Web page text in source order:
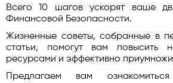
Всего 10 шагов ускорят ваше
Финансовой Безопасности.
Жизненные советы, собранные в
статьи, помогут вам повысить
ресурсами и эффективно
Предлагаем вам